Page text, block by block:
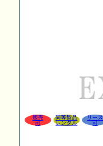
販売
可
同等製品
レンタル
リース
可